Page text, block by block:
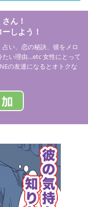
ん！
しよう！
い、恋の秘訣、彼をメロ
たい理由…etc 女性にとって
の友達になるとオトクな